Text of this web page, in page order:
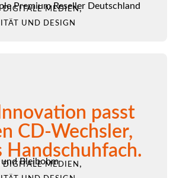
Premium Reseller Deutschland
DIGITALE MEDIEN,
UND DESIGN
passt
CD-Wechsler,
Handschuhfach.
BleibohmMEDIEN ,